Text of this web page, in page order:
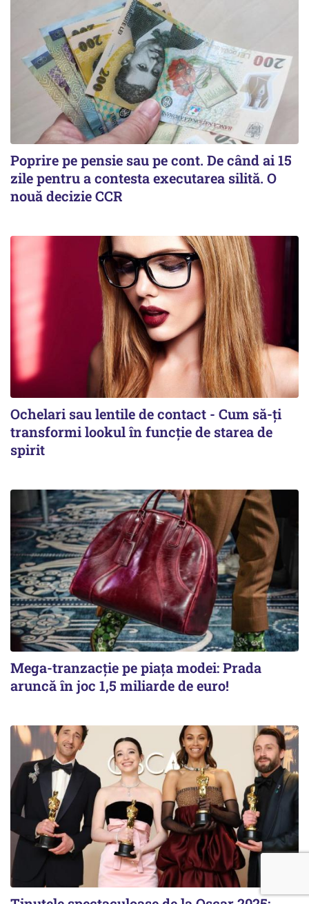
Poprire pe pensie sau pe cont. De când ai 15
zile pentru a contesta executarea silită. O
nouă decizie CCR
Ochelari sau lentile de contact - Cum să-ți
transformi lookul în funcție de starea de
spirit
Mega-tranzacție pe piața modei: Prada
aruncă în joc 1,5 miliarde de euro!